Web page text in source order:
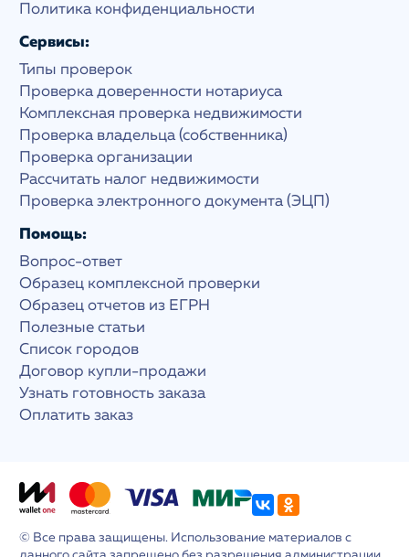
Политика конфиденциальности
Сервисы:
Типы проверок
Проверка доверенности нотариуса
Комплексная проверка недвижимости
Проверка владельца (собственника)
Проверка организации
Рассчитать налог недвижимости
Проверка электронного документа (ЭЦП)
Помощь:
Вопрос-ответ
Образец комплексной проверки
Образец отчетов из ЕГРН
Полезные статьи
Список городов
Договор купли-продажи
Узнать готовность заказа
Оплатить заказ
© Все права защищены. Использование материалов с